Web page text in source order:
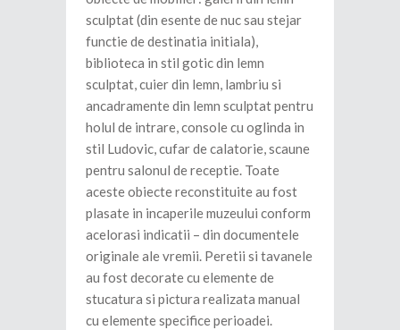
sculptat (din esente de nuc sau stejar
functie de destinatia initiala),
biblioteca in stil gotic din lemn
sculptat, cuier din lemn, lambriu si
ancadramente din lemn sculptat pentru
holul de intrare, console cu oglinda in
stil Ludovic, cufar de calatorie, scaune
pentru salonul de receptie. Toate
aceste obiecte reconstituite au fost
plasate in incaperile muzeului conform
acelorasi indicatii – din documentele
originale ale vremii. Peretii si tavanele
au fost decorate cu elemente de
stucatura si pictura realizata manual
cu elemente specifice perioadei.